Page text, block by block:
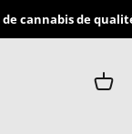
cannabis de